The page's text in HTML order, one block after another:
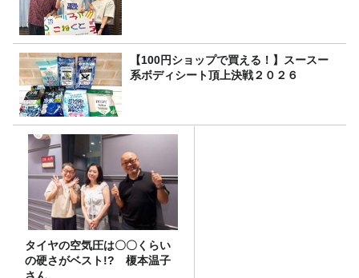
【100円ショップで買える！】スースー
系ボディシート頂上決戦２０２６
タイヤの空気圧は〇〇くらい
の硬さがベスト!? 榎本温子